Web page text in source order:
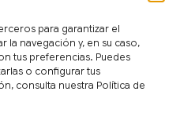
para garantizar el
la navegación y, en su caso,
tus preferencias. Puedes
o configurar tus
consulta nuestra Política de